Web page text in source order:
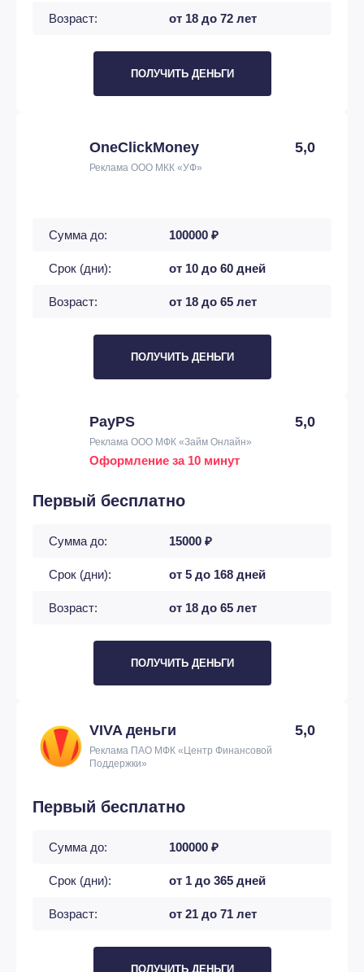
Возраст: от 18 до 72 лет
ПОЛУЧИТЬ ДЕНЬГИ
OneClickMoney 5,0
Реклама ООО МКК «УФ»
Сумма до: 100000 ₽
Срок (дни): от 10 до 60 дней
Возраст: от 18 до 65 лет
ПОЛУЧИТЬ ДЕНЬГИ
PayPS 5,0
Реклама ООО МФК «Займ Онлайн»
Оформление за 10 минут
Первый бесплатно
Сумма до: 15000 ₽
Срок (дни): от 5 до 168 дней
Возраст: от 18 до 65 лет
ПОЛУЧИТЬ ДЕНЬГИ
VIVA деньги 5,0
Реклама ПАО МФК «Центр Финансовой
Поддержки»
Первый бесплатно
Сумма до: 100000 ₽
Срок (дни): от 1 до 365 дней
Возраст: от 21 до 71 лет
ПОЛУЧИТЬ ДЕНЬГИ